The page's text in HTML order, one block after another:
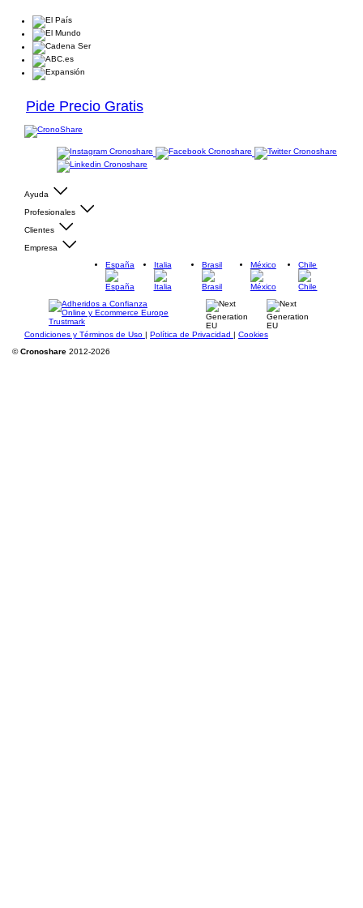
Pide Precio Gratis
Ayuda
Profesionales
Clientes
Empresa
España
Italia Brasil México Chile
Condiciones y Términos de Uso | Política de Privacidad | Cookies
©Cronoshare 2012-2026